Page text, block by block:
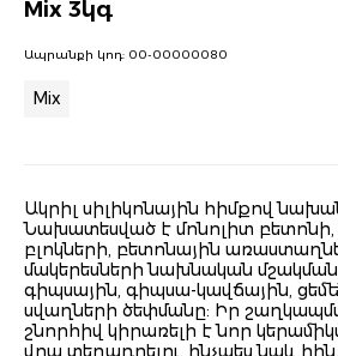
Mix 3կգ
Ապրանքի կոդ: 00-00000080
Mix
Ակրիլ սիլիկոնային հիմքով
Նախատեսված է մոնոլիտ բետոնի,
բլոկների, բետոնային
մակերեսների նախնական
գիպսային, գիպսա-կավճային,
սվաղների ծեփմանը: Իր
շնորհիվ կիրառելի է նոր
վրա տեղադրելու, ինչպես նաև հին